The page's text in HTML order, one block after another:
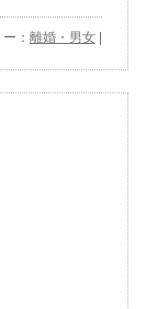
： 離婚・男女|